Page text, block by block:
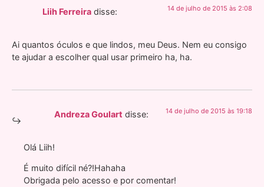
Liih Ferreira disse: 14 de julho de 2015 às 2:08
Ai quantos óculos e que lindos, meu Deus. Nem eu consigo
te ajudar a escolher qual usar primeiro ha, ha.
Andreza Goulart disse: 14 de julho de 2015 às 19:18
Olá Liih!
É muito difícil né?!Hahaha
Obrigada pelo acesso e por comentar!